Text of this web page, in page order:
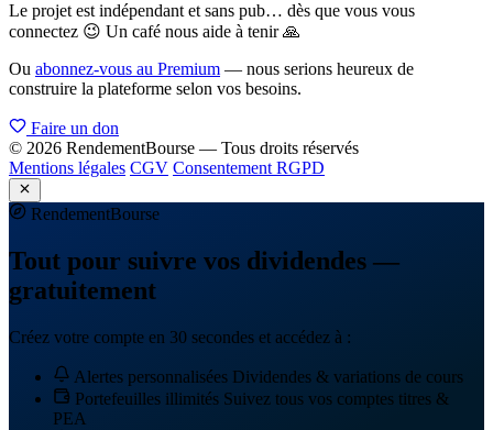
Le projet est indépendant et sans pub… dès que vous vous
connectez 😉 Un café nous aide à tenir 🙏
Ou abonnez-vous au Premium — nous serions heureux de
construire la plateforme selon vos besoins.
Faire un don
© 2026 RendementBourse — Tous droits réservés
Mentions légales CGV Consentement RGPD
RendementBourse
Tout pour suivre vos dividendes —
gratuitement
Créez votre compte en 30 secondes et accédez à :
Alertes personnalisées Dividendes & variations de cours
Portefeuilles illimités Suivez tous vos comptes titres &
PEA